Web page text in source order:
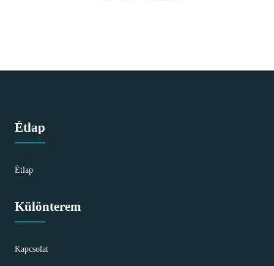
Étlap
Étlap
Különterem
Kapcsolat